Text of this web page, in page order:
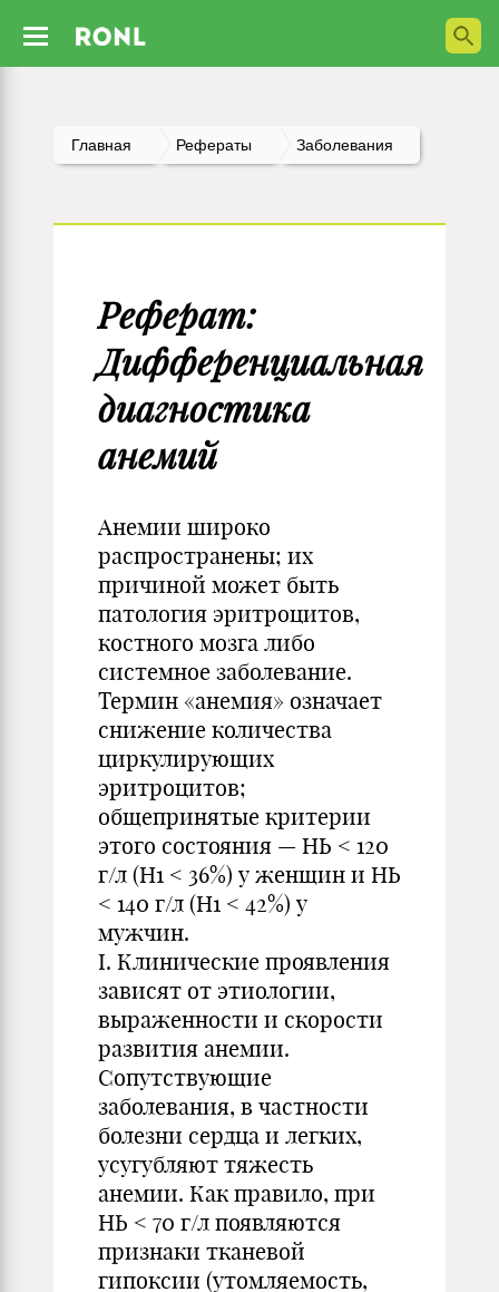
Главная Рефераты Заболевания
Реферат:
Дифференциальная
диагностика
анемий
Анемии широко
распространены; их
причиной может быть
патология эритроцитов,
костного мозга либо
системное заболевание.
Термин «анемия» означает
снижение количества
циркулирующих
эритроцитов;
общепринятые критерии
этого состояния — НЬ < 120
г/л (Н1 < 36%) у женщин и НЬ
< 140 г/л (Н1 < 42%) у
мужчин.
I. Клинические проявления
зависят от этиологии,
выраженности и скорости
развития анемии.
Сопутствующие
заболевания, в частности
болезни сердца и легких,
усугубляют тяжесть
анемии. Как правило, при
НЬ < 70 г/л появляются
признаки тканевой
гипоксии (утомляемость,